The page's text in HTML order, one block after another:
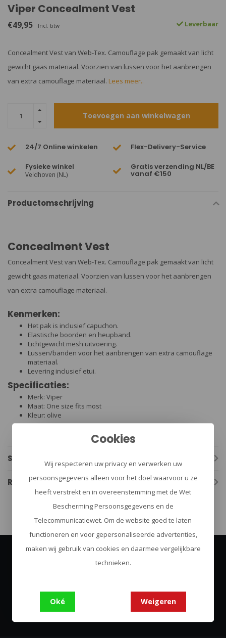
Viper Concealment Vest
€49,95 Incl. btw Leverbaar
Concealment Vest van Web-Tex. Camouflage pak gemaakt van licht
gewicht gaas materiaal. Voorzien van lussen voor het aanbrengen
van extra camouflage materiaal. Lees meer..
Toevoegen aan winkelwagen
24/7 Online winkelen Flex-Delivery-Service
Fysieke winkel
Veldhoven (NL)
Gratis verzending NL/BE
vanaf €150
Productomschrijving
Concealment Vest
Concealment Vest van Web-Tex. Camouflage pak gemaakt van licht
gewicht gaas materiaal. Voorzien van lussen voor het aanbrengen
van extra camouflage materiaal.
Kenmerken:
Het pak is inclusief capuchon.
Elastische boorden en heupband.
Lichtgewicht mesh uitvoering.
Lussen/banden voor het aanbrengen van extra camouflage
materiaal.
Levering inclusief etui.
Specificaties:
Merk: Viper
Maat: One size fits most
Kleur: olive
Specificaties
Reviews
Abonneer je op onze nieuwsbrief
Abonneer
Cookies
Wij respecteren uw privacy en verwerken uw
persoonsgegevens alleen voor het doel waarvoor u ze
heeft verstrekt en in overeenstemming met de Wet
Bescherming Persoonsgegevens en de
Telecommunicatiewet. Om de website goed te laten
functioneren en voor gepersonaliseerde advertenties,
maken wij gebruik van cookies en daarmee vergelijkbare
technieken.
Oké Weigeren